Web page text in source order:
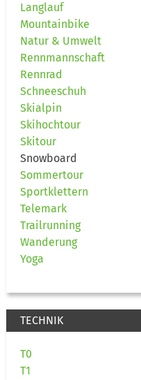
Langlauf
Mountainbike
Natur & Umwelt
Rennmannschaft
Rennrad
Schneeschuh
Skialpin
Skihochtour
Skitour
Snowboard
Sommertour
Sportklettern
Telemark
Trailrunning
Wanderung
Yoga
TECHNIK
T0
T1